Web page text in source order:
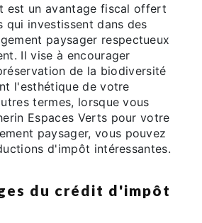
est un avantage fiscal offert
qui investissent dans des
paysager respectueux
Il vise à encourager
de la biodiversité
l'esthétique de votre
termes, lorsque vous
Espaces Verts pour votre
paysager, vous pouvez
d'impôt intéressantes.
du crédit d'impôt